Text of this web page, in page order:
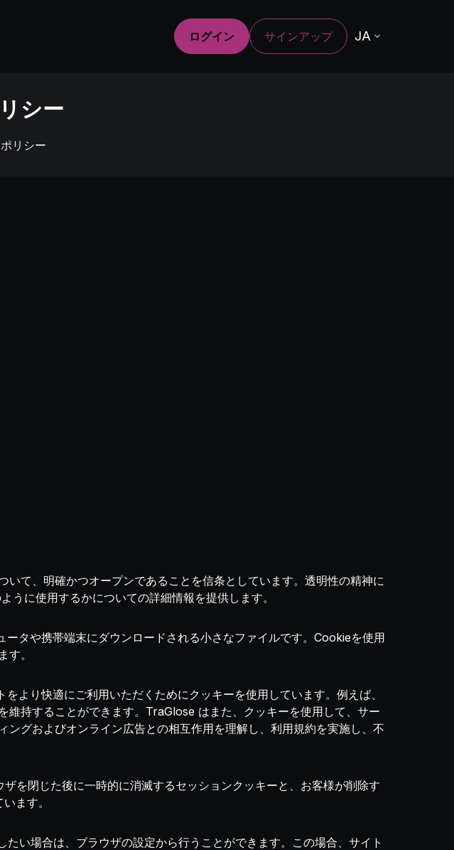
ログイン サインアップ JA
シー
リシー
て、明確かつオープンであることを信条としています。透明性の精神に
に使用するかについての詳細情報を提供します。
タや携帯端末にダウンロードされる小さなファイルです。Cookieを使用
。
より快適にご利用いただくためにクッキーを使用しています。例えば、
持することができます。TraGlose はまた、クッキーを使用して、サー
グおよびオンライン広告との相互作用を理解し、利用規約を実施し、不
を閉じた後に一時的に消滅するセッションクッキーと、お客様が削除す
ます。
い場合は、ブラウザの設定から行うことができます。この場合、サイト